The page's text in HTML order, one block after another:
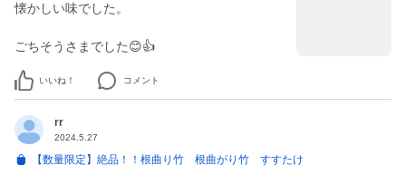
懐かしい味でした。
いいね！ コメント
rr
2024.5.27
【数量限定】絶品！！根曲り竹 根曲がり竹 すすたけ